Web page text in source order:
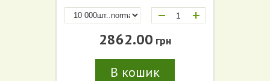
+
2862.00 грн
В кошик